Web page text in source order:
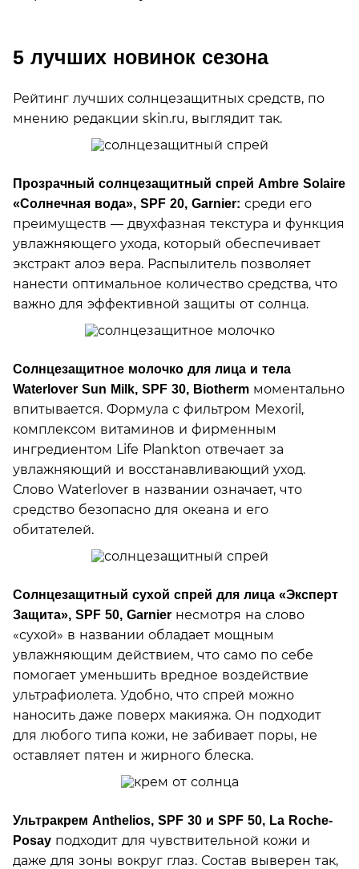
5 лучших новинок сезона
Рейтинг лучших солнцезащитных средств, по
мнению редакции skin.ru, выглядит так.
Прозрачный солнцезащитный спрей Ambre Solaire
«Солнечная вода», SPF 20, Garnier: среди его
преимуществ — двухфазная текстура и функция
увлажняющего ухода, который обеспечивает
экстракт алоэ вера. Распылитель позволяет
нанести оптимальное количество средства, что
важно для эффективной защиты от солнца.
Солнцезащитное молочко для лица и тела
Waterlover Sun Milk, SPF 30, Biotherm моментально
впитывается. Формула с фильтром Mexoril,
комплексом витаминов и фирменным
ингредиентом Life Plankton отвечает за
увлажняющий и восстанавливающий уход.
Слово Waterlover в названии означает, что
средство безопасно для океана и его
обитателей.
Cолнцезащитный сухой спрей для лица «Эксперт
Защита», SPF 50, Garnier несмотря на слово
«сухой» в названии обладает мощным
увлажняющим действием, что само по себе
помогает уменьшить вредное воздействие
ультрафиолета. Удобно, что спрей можно
наносить даже поверх макияжа. Он подходит
для любого типа кожи, не забивает поры, не
оставляет пятен и жирного блеска.
Ультракрем Anthelios, SPF 30 и SPF 50, La Roche-
Posay подходит для чувствительной кожи и
даже для зоны вокруг глаз. Состав выверен так,